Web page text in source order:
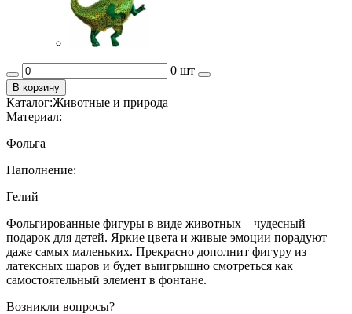
0 шт
В корзину
Каталог:Животные и природа
Материал:
Фольга
Наполнение:
Гелий
Фольгированные фигуры в виде животных – чудесный
подарок для детей. Яркие цвета и живые эмоции порадуют
даже самых маленьких. Прекрасно дополнит фигуру из
латексных шаров и будет выигрышно смотреться как
самостоятельный элемент в фонтане.
Возникли вопросы?